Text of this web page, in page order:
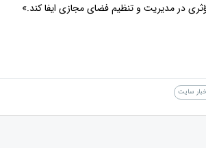
در مدیریت و تنظیم فضای مجازی ایفا کند.»
سایت